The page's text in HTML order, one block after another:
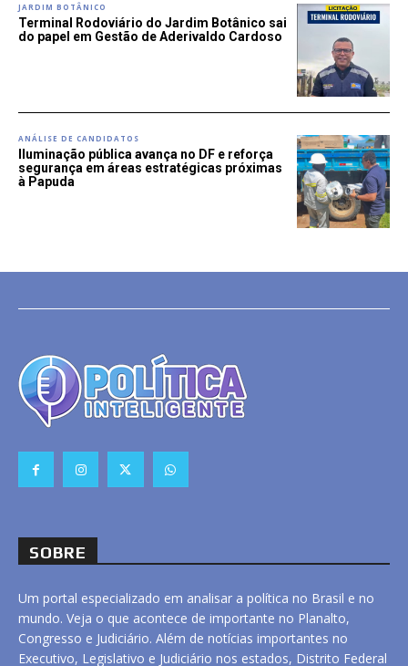
JARDIM BOTÂNICO
Terminal Rodoviário do Jardim Botânico sai
do papel em Gestão de Aderivaldo Cardoso
ANÁLISE DE CANDIDATOS
Iluminação pública avança no DF e reforça
segurança em áreas estratégicas próximas
à Papuda
SOBRE
Um portal especializado em analisar a política no Brasil e no
mundo. Veja o que acontece de importante no Planalto,
Congresso e Judiciário. Além de notícias importantes no
Executivo, Legislativo e Judiciário nos estados, Distrito Federal